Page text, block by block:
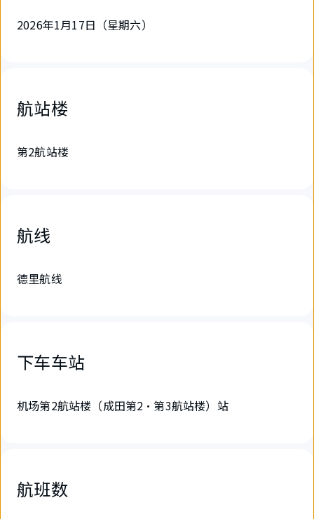
2026年1月17日（星期六）
航站楼
第2航站楼
航线
德里航线
下车车站
机场第2航站楼（成田第2・第3航站楼）站
航班数